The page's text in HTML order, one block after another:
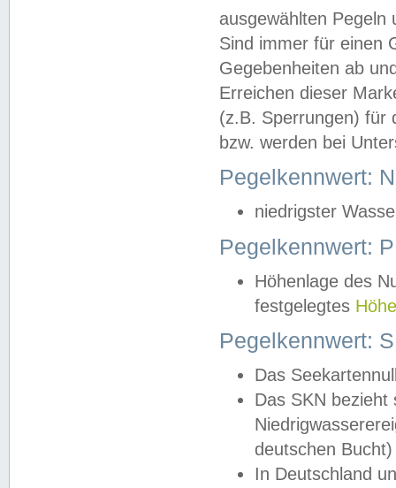
ausgewählten
Sind immer für einen
Gegebenheiten ab
Erreichen dieser
(z.B. Sperrungen) für
bzw. werden bei
Pegelkennwert:
niedrigster
Pegelkennwert:
Höhenlage des
festgelegtes
Pegelkennwert:
Das
Das SKN
deutschen
In Deutschland